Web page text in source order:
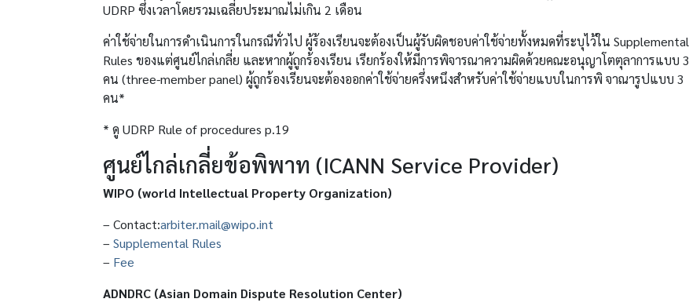
UDRP ซึ่งเวลาโดยรวมเฉลี่ยประมาณไม่เกิน 2 เดือน
ค่าใช้จ่ายในการดำเนินการในกรณีทั่วไป ผู้ร้องเรียนจะต้องเป็นผู้รับผิดชอบค่าใช้จ่ายทั้งหมดที่ระบุไว้ใน Supplemental
Rules ของแต่ศูนย์ไกล่เกลี่ย และหากผู้ถูกร้องเรียน เรียกร้องให้มีการพิจารณาความผิดด้วยคณะอนุญาโตตุลาการแบบ 3
คน (three-member panel) ผู้ถูกร้องเรียนจะต้องออกค่าใช้จ่ายครึ่งหนึงสำหรับค่าใช้จ่ายแบบในการพิ จาณารูปแบบ 3
คน*
* ดู UDRP Rule of procedures p.19
ศูนย์ไกล่เกลี่ยข้อพิพาท (ICANN Service Provider)
WIPO (world Intellectual Property Organization)
– Contact:arbiter.mail@wipo.int
– Supplemental Rules
– Fee
ADNDRC (Asian Domain Dispute Resolution Center)